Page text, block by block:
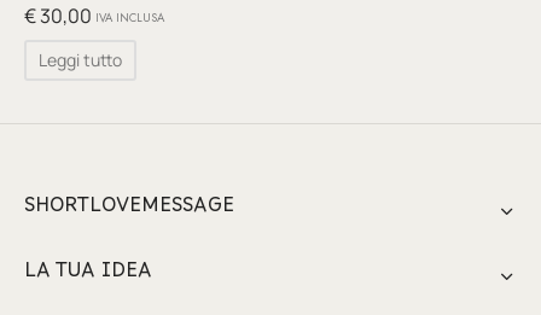
€30,00 IVA INCLUSA
Leggi tutto
SHORTLOVEMESSAGE
LA TUA IDEA